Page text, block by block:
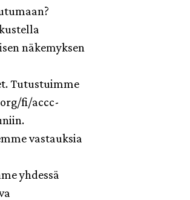
näkemyksen
Tutustuimme
fi/accc-
vastauksia
yhdessä